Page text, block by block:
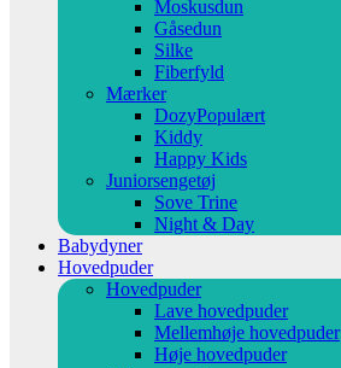
Moskusdun
Gåsedun
Silke
Fiberfyld
Mærker
Dozy
Kiddy
Happy Kids
Juniorsengetøj
Sove Trine
Night & Day
Babydyner
Hovedpuder
Hovedpuder
Lave hovedpuder
Mellemhøje hovedpuder
Høje hovedpuder